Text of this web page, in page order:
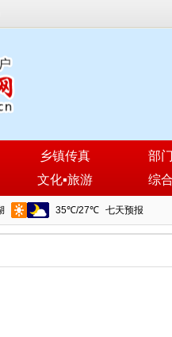
乡镇传真 部
文化▪旅游 综